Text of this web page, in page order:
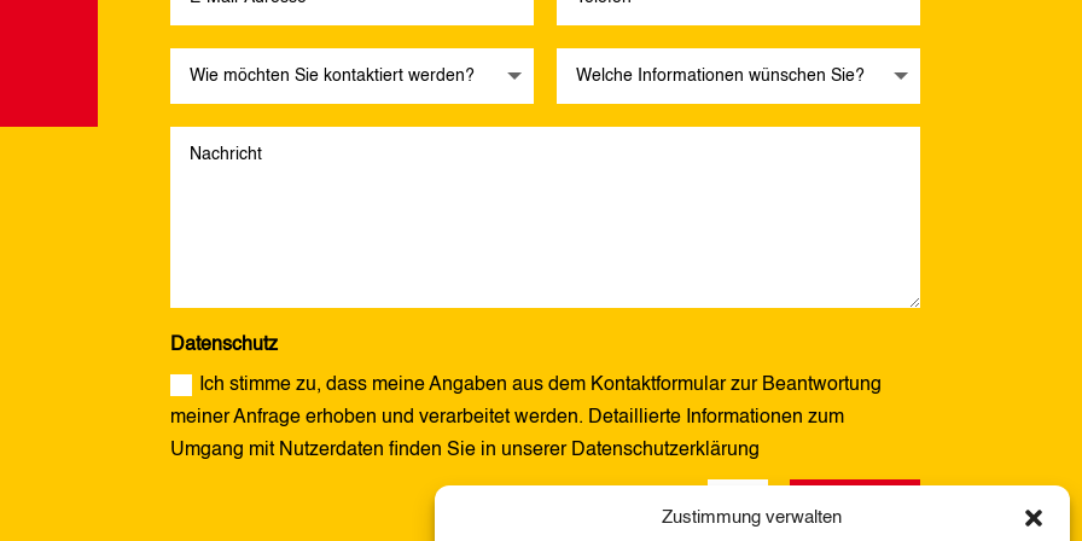
Zustimmung verwalten
Datenschutz
Ich stimme zu, dass meine Angaben aus dem Kontaktformular zur Beantwortung
meiner Anfrage erhoben und verarbeitet werden. Detaillierte Informationen zum
Umgang mit Nutzerdaten finden Sie in unserer Datenschutzerklärung
8 + 2 = Senden